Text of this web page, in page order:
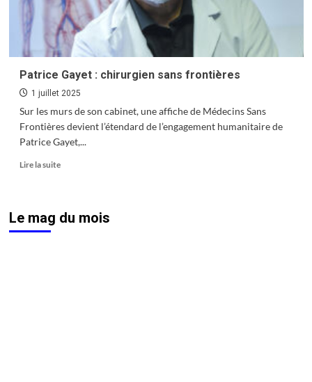
Patrice Gayet : chirurgien sans frontières
1 juillet 2025
Sur les murs de son cabinet, une affiche de Médecins Sans
Frontières devient l’étendard de l’engagement humanitaire de
Patrice Gayet,...
Lire la suiteEn
Patrice
Le mag du mois